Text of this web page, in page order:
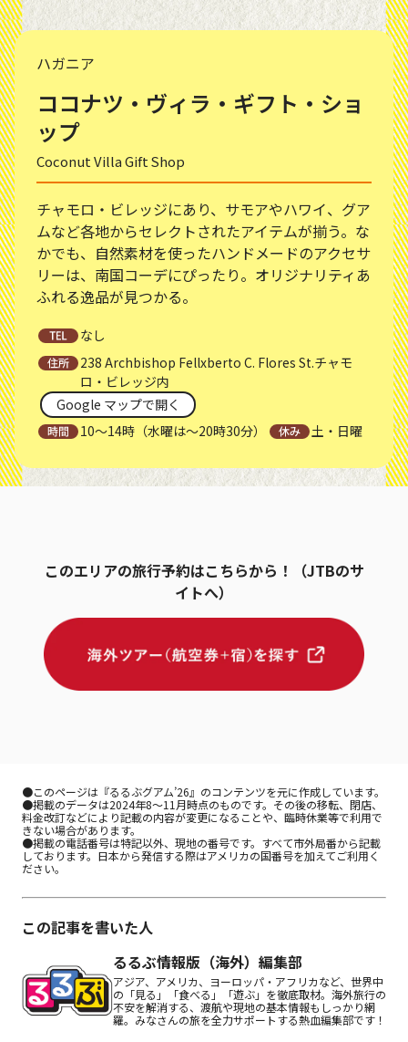
ハガニア
ココナツ・ヴィラ・ギフト・ショ
ップ
Coconut Villa Gift Shop
チャモロ・ビレッジにあり、サモアやハワイ、グア
ムなど各地からセレクトされたアイテムが揃う。な
かでも、自然素材を使ったハンドメードのアクセサ
リーは、南国コーデにぴったり。オリジナリティあ
ふれる逸品が見つかる。
なし
238 Archbishop Fellxberto C. Flores St.チャモ
ロ・ビレッジ内
Google マップで開く
10～14時（水曜は～20時30分）
土・日曜
このエリアの旅行予約はこちらから！（JTBのサ
イトへ）
●このページは『るるぶグアム’26』のコンテンツを元に作成しています。
●掲載のデータは2024年8～11月時点のものです。その後の移転、閉店、
料金改訂などにより記載の内容が変更になることや、臨時休業等で利用で
きない場合があります。
●掲載の電話番号は特記以外、現地の番号です。すべて市外局番から記載
しております。日本から発信する際はアメリカの国番号を加えてご利用く
ださい。
この記事を書いた人
るるぶ情報版（海外）編集部
アジア、アメリカ、ヨーロッパ・アフリカなど、世界中
の「見る」「食べる」「遊ぶ」を徹底取材。海外旅行の
不安を解消する、渡航や現地の基本情報もしっかり網
羅。みなさんの旅を全力サポートする熱血編集部です！